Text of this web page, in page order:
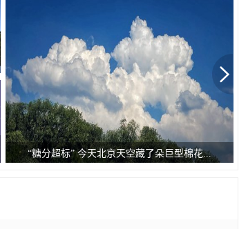
“糖分超标” 今天北京天空藏了朵巨型棉花...